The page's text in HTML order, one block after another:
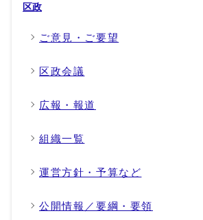
区政
ご意見・ご要望
区政会議
広報・報道
組織一覧
運営方針・予算など
公開情報／要綱・要領